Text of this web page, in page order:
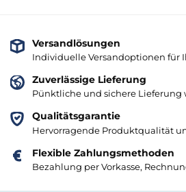
Versandlösungen
Individuelle Versandoptionen für
Zuverlässige Lieferung
Pünktliche und sichere Lieferung
Qualitätsgarantie
Hervorragende Produktqualität
Flexible Zahlungsmethoden
Bezahlung per Vorkasse,